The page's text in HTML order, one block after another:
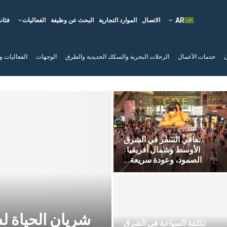
الفعاليات البحث عن وظيفة الموارد التجارية الاتصال
خدمات الأعمال الرحلات البحرية والسكك الحديدية والطرق الوجهات الفعاليات
التكيف وسط
هل تقود الإمارات تعافي الشرق
الأوسط؟